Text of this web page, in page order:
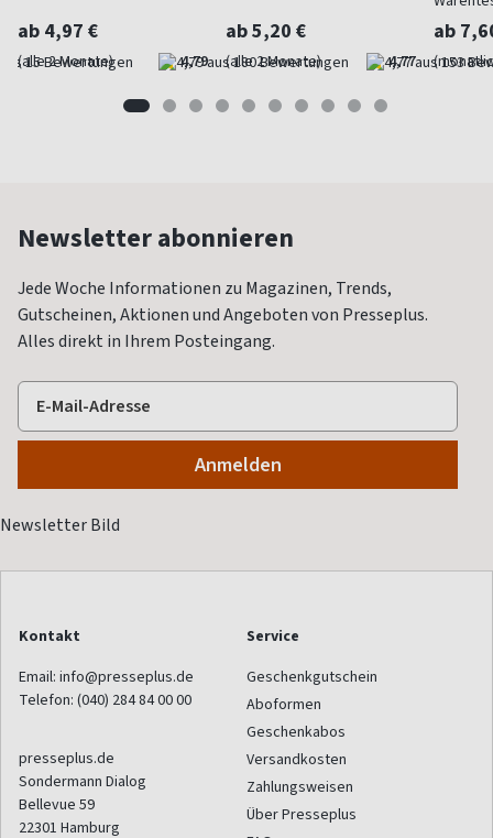
ab 4,97 €
(alle 2 Monate) 4,79
ab 5,20 €
(alle 2 Monate) 4,77
ab
Newsletter abonnieren
Jede Woche Informationen zu Magazinen, Trends,
Gutscheinen, Aktionen und Angeboten von Presseplus.
Alles direkt in Ihrem Posteingang.
Kontakt
Email: info@presseplus.de
Telefon: (040) 284 84 00 00
presseplus.de
Sondermann Dialog
Bellevue 59
22301 Hamburg
Service
Geschenkgutschein
Aboformen
Geschenkabos
Versandkosten
Zahlungsweisen
Über Presseplus